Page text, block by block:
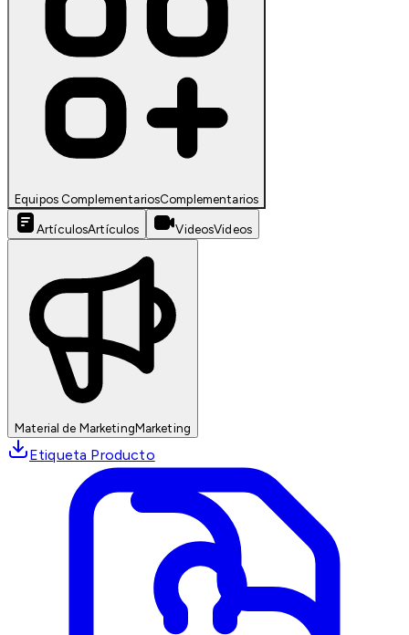
Equipos ComplementariosComplementarios
ArtículosArtículos VideosVideos
Material de MarketingMarketing
Etiqueta Producto